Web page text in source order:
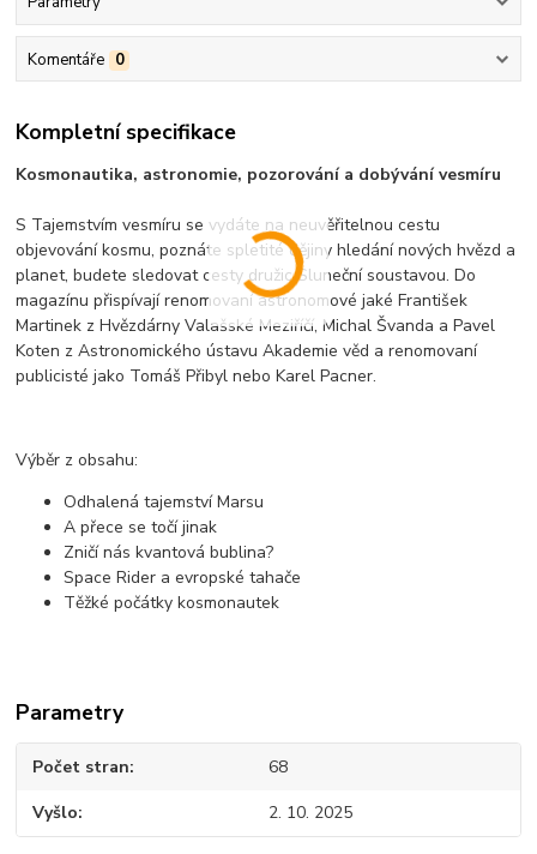
Komentáře 0
Kompletní specifikace
Kosmonautika, astronomie, pozorování a dobývání vesmíru
S Tajemstvím vesmíru se vydáte na neuvěřitelnou cestu
objevování kosmu, poznáte spletité dějiny hledání nových hvězd a
planet, budete sledovat cesty družic Sluneční soustavou. Do
magazínu přispívají renomovaní astronomové jaké František
Martinek z Hvězdárny Valašské Meziříčí, Michal Švanda a Pavel
Koten z Astronomického ústavu Akademie věd a renomovaní
publicisté jako Tomáš Přibyl nebo Karel Pacner.
Výběr z obsahu:
Odhalená tajemství Marsu
A přece se točí jinak
Zničí nás kvantová bublina?
Space Rider a evropské tahače
Těžké počátky kosmonautek
Parametry
Počet stran 68
Vyšlo 2. 10. 2025